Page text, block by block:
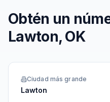
Obtén un
Lawton, OK
Ciudad más grande
Lawton